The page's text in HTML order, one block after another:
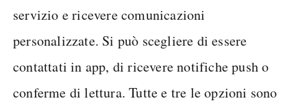
servizio e ricevere comunicazioni
personalizzate. Si può scegliere di essere
contattati in app, di ricevere notifiche push o
conferme di lettura. Tutte e tre le opzioni sono